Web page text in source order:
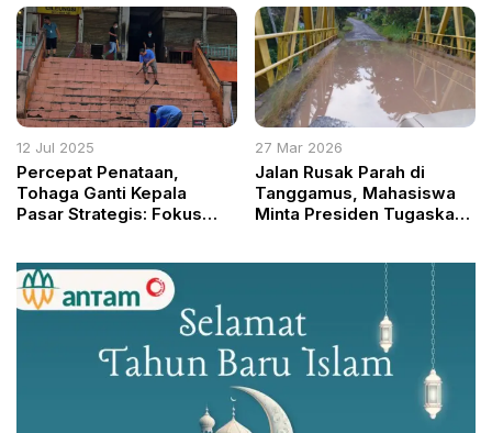
12 Jul 2025
Percepat Penataan,
Tohaga Ganti Kepala
Pasar Strategis: Fokus
27 Mar 2026
Jalan Rusak Parah di
Tanggamus, Mahasiswa
Minta Presiden Tugaskan